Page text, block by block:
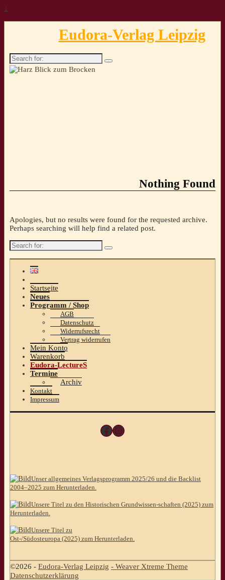
↓
Eudora-Verlag Leipzig
Search
for:
Nothing Found
Apologies, but no results were found for the requested archive.
Perhaps searching will help find a related post.
Search
for:
Startseite
Neues
Programm / Shop
AGB
Datenschutz
Widerrufsrecht
Vertrag widerrufen
Mein Konto
Warenkorb
Eudora-LectureS
Termine
Archiv
Kontakt
Impressum
Facebook
Instagram
Unser allgemeines Verlagsprogramm 2025/26 und die Backlist
2004–2025 zum Herunterladen.
Unsere Titel zu den Historischen Grundwissen-schaften (2025) zum
Herunterladen.
Unsere Titel zu
Ost-/Südosteuropa (2025) zum Herunterladen.
©2026 - Eudora-Verlag Leipzig - Weaver Xtreme Theme
Datenschutzerklärung